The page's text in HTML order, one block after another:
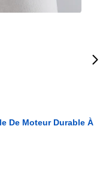
De Moteur Durable À